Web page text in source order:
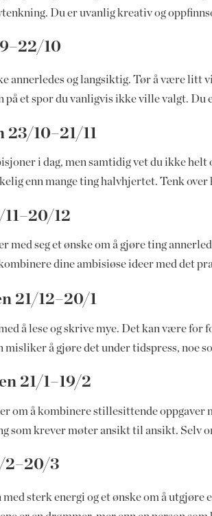
Du er uvanlig kreativ og
10
annerledes og langsiktig. Tør å være
på et spor du vanligvis ikke ville valgt.
23/10–21/11
i dag, men samtidig vet du ikke
enn mange ting halvhjertet. Tenk
12
med seg et ønske om å gjøre ting
dine ambisiøse ideer med det
21/12–20/1
å lese og skrive mye. Det kan være
misliker å gjøre det under tidspress, noe
21/1–19/2
om å kombinere stillesittende
som krever møter ansikt til ansikt. Selv
2–20/3
med sterk energi og et ønske om å